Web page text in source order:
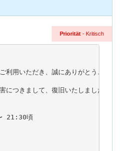
Priorität - Kritisch
利用いただき、誠にありがとうござい
につきまして、復旧いたしましたので
21:30頃